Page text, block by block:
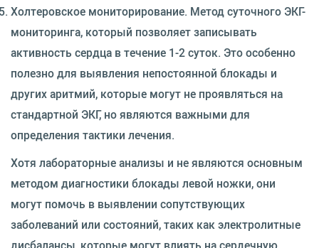
Холтеровское мониторирование. Метод суточного ЭКГ-
мониторинга, который позволяет записывать
активность сердца в течение 1-2 суток. Это особенно
полезно для выявления непостоянной блокады и
других аритмий, которые могут не проявляться на
стандартной ЭКГ, но являются важными для
определения тактики лечения.
Хотя лабораторные анализы и не являются основным
методом диагностики блокады левой ножки, они
могут помочь в выявлении сопутствующих
заболеваний или состояний, таких как электролитные